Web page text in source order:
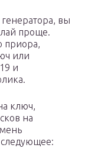
вы
проще.
приора,
или
и
ключ,
на
следующее: